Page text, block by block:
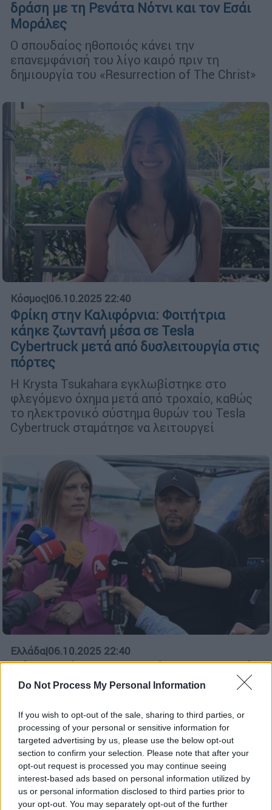
Do Not Process My Personal Information
If you wish to opt-out of the sale, sharing to third parties, or
processing of your personal or sensitive information for
targeted advertising by us, please use the below opt-out
section to confirm your selection. Please note that after your
opt-out request is processed you may continue seeing
interest-based ads based on personal information utilized by
us or personal information disclosed to third parties prior to
your opt-out. You may separately opt-out of the further
δράση με τη Ρενάτα Νότνι και τον Εσάι
Μοράλες
Ο σπουδαίος ηθοποιός κάνει την
επανεμφάνισή του λίγο καιρό πριν τη
δημιουργία του «Resurrection of The Christ»
Κόσμος|06.10.2025 22:40
Φρίκη στην Καλιφόρνια: Φοιτήτρια
κάηκε ζωντανή μέσα σε Tesla
Cybertruck μετά από δυσλειτουργία στις
πόρτες
Η Krysta Tsukahara εγκλωβίστηκε στο
φλεγόμενο όχημα μετά από τροχαίο, καθώς
το ηλεκτρονικό σύστημα θυρών του Tesla
Cybertruck σταμάτησε να λειτουργεί
Ελλάδα|06.10.2025 22:40
Πάνος Ρούτσι: Θα συνεχίσει την απεργία
πείνας - «Δεν έχουμε επίσημη
Κωνσταντοπούλου
«Εκείνοι που προσπάθησαν να κλείσουν την
υπόθεση, τώρα υπαναχωρούν», ανέφερε η
συνήγορός του και πρόεδρος της Πλεύσης
Ελευθερίας